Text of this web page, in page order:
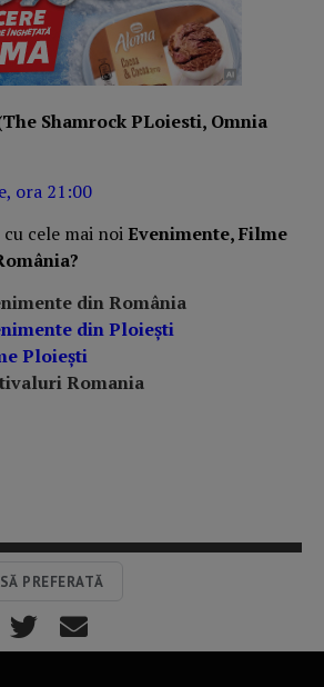
Shamrock PLoiesti, Omnia
ora 21:00
cele mai noiEvenimente, Filme
din România
din Ploiești
Ploiești
Romania
PREFERATĂ